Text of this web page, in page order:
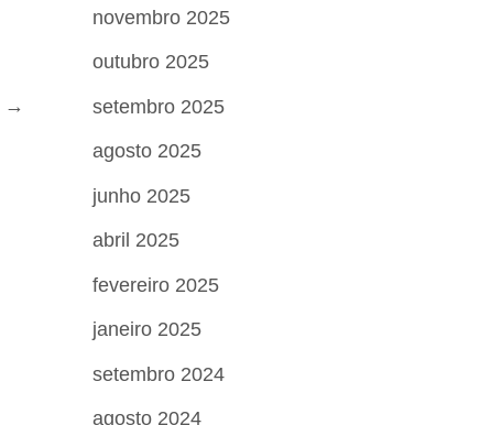
→
novembro 2025
outubro 2025
setembro 2025
agosto 2025
junho 2025
abril 2025
fevereiro 2025
janeiro 2025
setembro 2024
agosto 2024